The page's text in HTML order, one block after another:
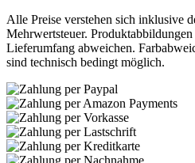
Alle Preise verstehen sich inklusive
Mehrwertsteuer.
Lieferumfang abweichen.
sind technisch bedingt möglich.